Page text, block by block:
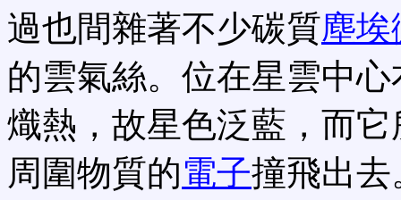
過也間雜著不少碳質塵埃
的雲氣絲。位在星雲中
熾熱，故星色泛藍，而
周圍物質的電子撞飛出去